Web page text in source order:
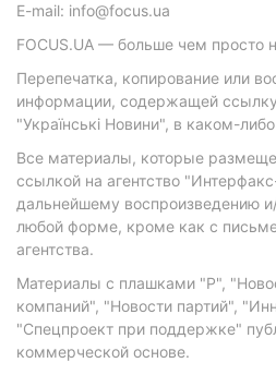
E-mail: info@focus.ua
FOCUS.UA — больше чем просто
Перепечатка, копирование или
информации, содержащей
"Українські Новини", в каком-
Все материалы, которые
ссылкой на агентство
дальнейшему воспроизведению
любой форме, кроме как с
агентства.
Материалы с плашками "Р",
компаний", "Новости партий",
"Спецпроект при поддержке"
коммерческой основе.